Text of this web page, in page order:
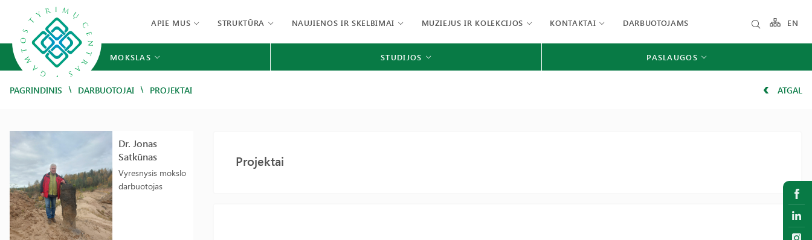
APIE MUS STRUKTŪRA NAUJIENOS IR SKELBIMAI MUZIEJUS IR KOLEKCIJOS KONTAKTAI DARBUOTOJAMS EN
MOKSLAS STUDIJOS PASLAUGOS
PAGRINDINIS / DARBUOTOJAI / PROJEKTAI ATGAL
Dr. Jonas
Satkūnas
Vyresnysis mokslo
darbuotojas
Projektai